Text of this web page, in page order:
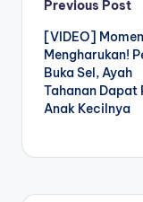
Post
Previous Post
[VIDEO] Momen
Mengharukan!
Buka Sel, Ayah
Tahanan Dapat
Anak Kecilnya